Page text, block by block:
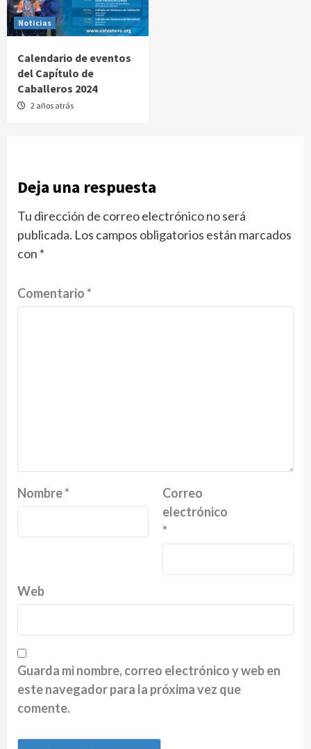
Noticias
Calendario de eventos
del Capítulo de
Caballeros 2024
2 años atrás
Deja una respuesta
Tu dirección de correo electrónico no será
publicada. Los campos obligatorios están marcados
con *
Comentario*
Nombre*
Correo
electrónico
*
Web
Guarda mi nombre, correo electrónico y web en
este navegador para la próxima vez que
comente.